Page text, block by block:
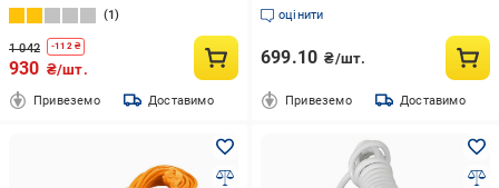
м (VS 215-25-OC)
1
1 042 -112₴
930 ₴/шт.
Привеземо Доставимо
виносною розеткою до 150 м
(19860)
оцінити
699.10 ₴/шт.
Привеземо Доставимо